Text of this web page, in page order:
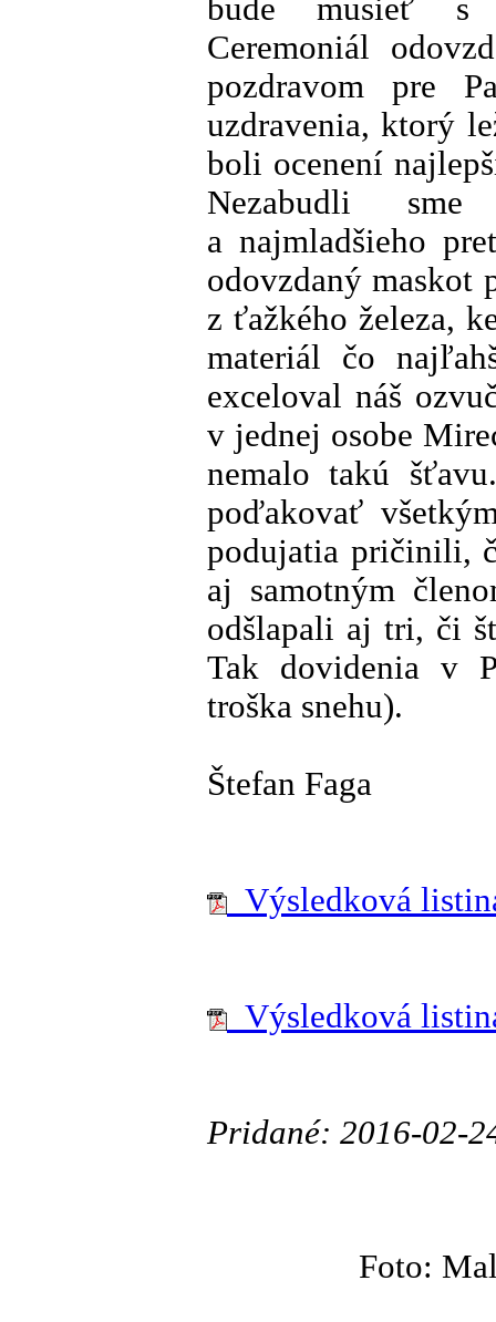
bude musieť s
Ceremoniál
pozdravom pre
uzdravenia, ktorý
boli ocenení
Nezabudli
a najmladšieho
odovzdaný maskot
z ťažkého železa,
materiál čo
exceloval náš
v jednej osobe
nemalo takú
poďakovať
podujatia pričinili,
aj samotným
odšlapali aj tri, či
Tak dovidenia v
troška snehu).
Štefan Faga
Výsledková
Výsledková
Pridané: 2016-02-
Foto: